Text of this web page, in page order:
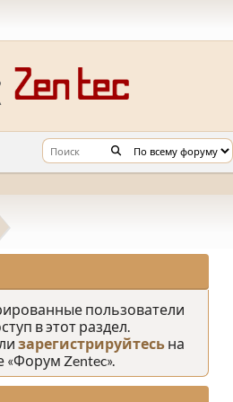
пользователи
в этот раздел.
зарегистрируйтесьна
Zentec».